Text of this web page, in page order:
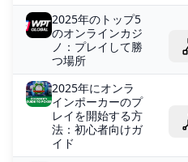
2025年のトップ5
のオンラインカジ
ノ：プレイして勝
つ場所
2025年にオンラ
インポーカーのプ
レイを開始する方
法：初心者向けガ
イド